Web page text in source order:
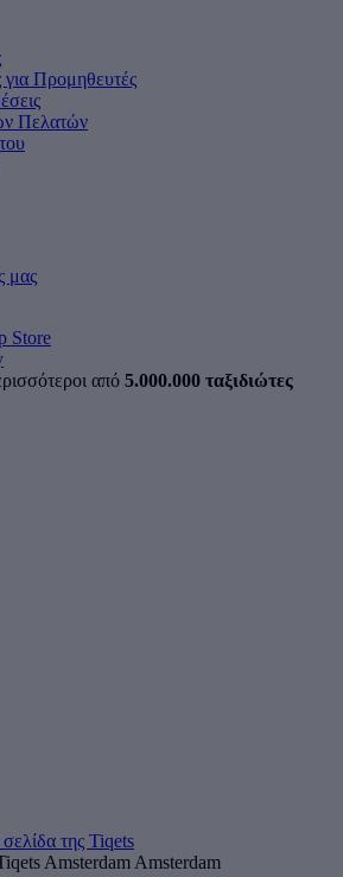
Προμηθευτές
Πελατών
μας
από 5.000.000 ταξιδιώτες
Amsterdam